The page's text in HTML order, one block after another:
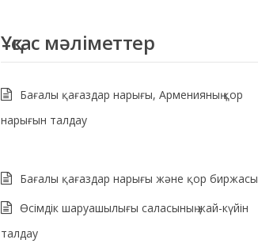
Ұқсас мәліметтер
Бағалы қағаздар нарығы, Арменияның қор
нарығын талдау
Бағалы қағаздар нарығы және қор биржасы
Өсімдік шаруашылығы саласының жай-күйін
талдау